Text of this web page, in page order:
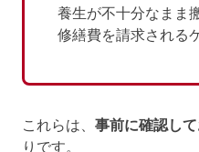
養生が不十分なまま
修繕費を請求される
これらは、 事前に確認し
りです。